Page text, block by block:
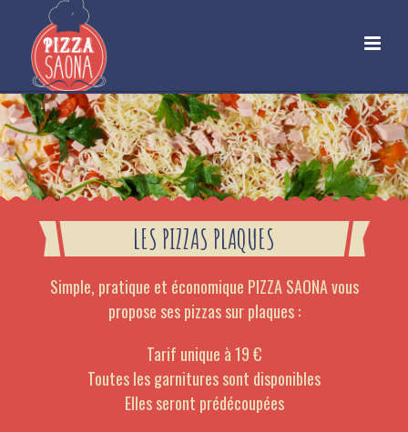
LES PIZZAS PLAQUES
Simple, pratique et économique PIZZA SAONA vous
propose ses pizzas sur plaques :
Tarif unique à 19 €
Toutes les garnitures sont disponibles
Elles seront prédécoupées